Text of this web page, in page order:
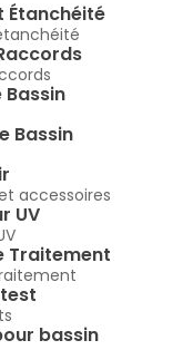
Étanchéité
Bassin
Bassin
accessoires
UV
Traitement
bassin